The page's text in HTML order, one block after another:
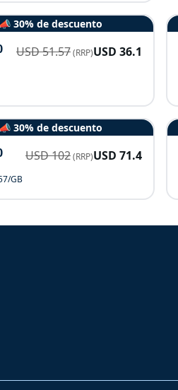
📣 30% de descuento
USD51.57(RRP)USD 36.1
📣 30% de descuento
GB
USD102(RRP)USD 71.4